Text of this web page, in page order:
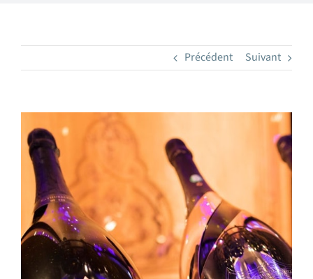
Précédent Suivant
l'image
agrandie